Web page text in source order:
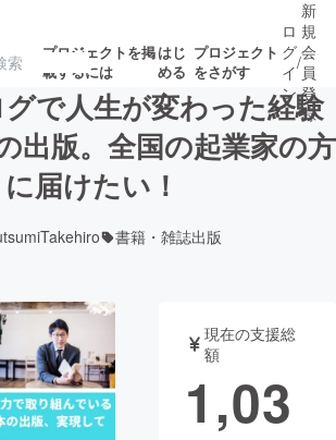
プロジェクトを掲
載するには
はじ
める
プロジェクト
をさがす
注目の新着プロ募集終了が近いプ
ジー・ガジェット
画 書籍・雑誌
ロ
グ
イ
ン
/
新
規
会
員
登
録
で人生が変わった経験
出版。全国の起業家の方
に届けたい！
書籍・雑誌出版
現在の支援総
額
1,03